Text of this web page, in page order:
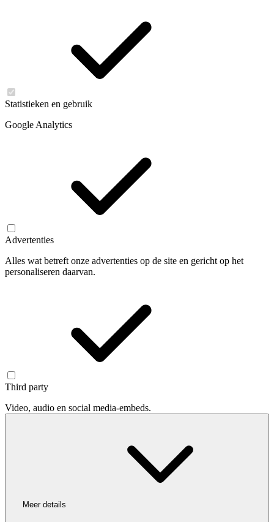
Statistieken en gebruik
Google Analytics
Advertenties
Alles wat betreft onze advertenties op de site en gericht op het
personaliseren daarvan.
Third party
Video, audio en social media-embeds.
Meer details